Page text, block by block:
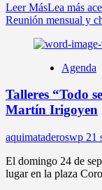
Leer MásLea más
Reunión mensual y
Agenda
Talleres “Todo
Martín Irigoyen
aquimataderoswp 21
El domingo 24 de
lugar en la plaza